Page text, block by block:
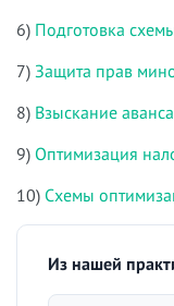
6) Подготовка
7) Защита прав
8) Взыскание
9) Оптимизация
10) Схемы
Из нашей